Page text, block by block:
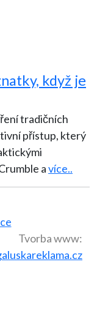
když je
tradičních
přístup, který
avíce..
Tvorba www: